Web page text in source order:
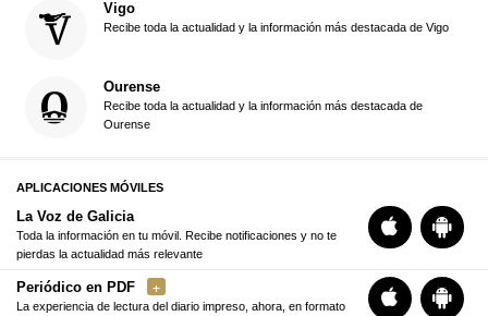
Vigo
Recibe toda la actualidad y la información más destacada de Vigo
Ourense
Recibe toda la actualidad y la información más destacada de
Ourense
APLICACIONES MÓVILES
La Voz de Galicia
Toda la información en tu móvil. Recibe notificaciones y no te
pierdas la actualidad más relevante
Periódico en PDF
La experiencia de lectura del diario impreso, ahora, en formato